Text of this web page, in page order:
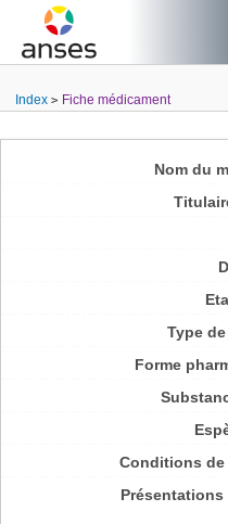
Index Fiche médicament
Nom du
Type
Forme
Conditions de